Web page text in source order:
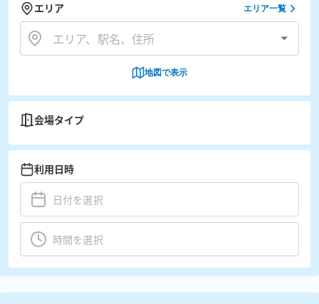
エリア エリア一覧
地図で表示
会場タイプ
利用日時